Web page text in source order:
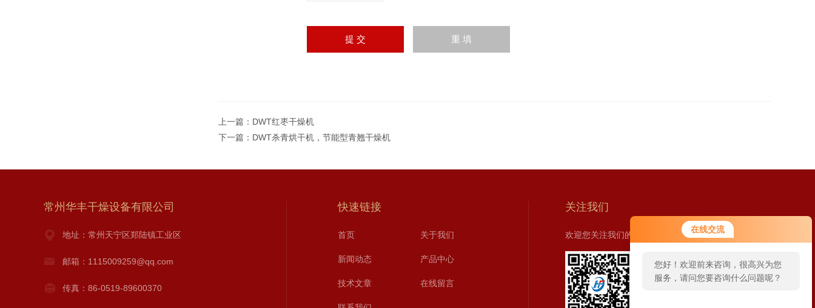
在线交流
您好！欢迎前来咨询，很高兴为您
服务，请问您要咨询什么问题呢？
上一篇： DWT红枣干燥机
下一篇： DWT杀青烘干机，节能型青翘干燥机
常州华丰干燥设备有限公司
地址：常州天宁区郑陆镇工业区
邮箱：1115009259@qq.com
传真：86-0519-89600370
快速链接
首页 关于我们
新闻动态 产品中心
技术文章 在线留言
关注我们
欢迎您关注我们的微信公众号了解更多信息：